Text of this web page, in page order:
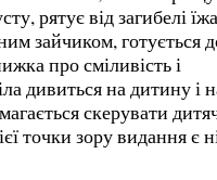
рятує від загибелі
зайчиком, готується
про сміливість і
дивиться на дитину і
скерувати
точки зору видання є